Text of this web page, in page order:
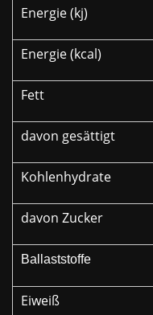
Energie (kj)
Energie (kcal)
Fett
davon gesättigt
Kohlenhydrate
davon Zucker
Ballaststoffe
Eiweiß